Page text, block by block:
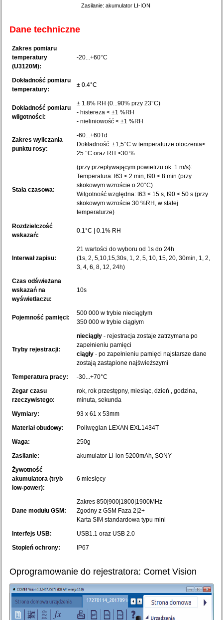
Zasilanie: akumulator LI-ION
Dane techniczne
Zakres pomiaru
temperatury
(U3120M):
-20...+60°C
Dokładność pomiaru
temperatury:
± 0.4°C
Dokładność pomiaru
wilgotności:
± 1.8% RH (0...90% przy 23°C)
- histereza < ±1 %RH
- nieliniowość < ±1 %RH
Zakres wyliczania
punktu rosy:
-60...+60Td
Dokładność: ±1,5°C w temperaturze otoczenia<
25 °C oraz RH >30 %.
Stała czasowa:
(przy przepływającym powietrzu ok. 1 m/s):
Temperatura: t63 < 2 min, t90 < 8 min (przy
skokowym wzroście o 20°C)
Wilgotność względna: t63 < 15 s, t90 < 50 s (przy
skokowym wzroście 30 %RH, w stałej
temperaturze)
Rozdzielczość
wskazań:
0.1°C | 0.1% RH
Interwał zapisu:
21 wartości do wyboru od 1s do 24h
(1s, 2, 5,10,15,30s, 1, 2, 5, 10, 15, 20, 30min, 1, 2,
3, 4, 6, 8, 12, 24h)
Czas odświeżana
wskazań na
wyświetlaczu:
10s
Pojemność pamięci:
500 000 w trybie nieciągłym
350 000 w trybie ciągłym
Tryby rejestracji:
nieciągły - rejestracja zostaje zatrzymana po
zapełnieniu pamięci
ciągły - po zapełnieniu pamięci najstarsze dane
zostają zastąpione najświeższymi
Temperatura pracy:
-30...+70°C
Zegar czasu
rzeczywistego:
rok, rok przestępny, miesiąc, dzień , godzina,
minuta, sekunda
Wymiary:
93 x 61 x 53mm
Materiał obudowy:
Poliwęglan LEXAN EXL1434T
Waga:
250g
Zasilanie:
akumulator Li-ion 5200mAh, SONY
Żywotność
akumulatora (tryb
low-power):
6 miesięcy
Dane modułu GSM:
Zakres 850|900|1800|1900MHz
Zgodny z GSM Faza 2|2+
Karta SIM standardowa typu mini
Interfejs USB:
USB1.1 oraz USB 2.0
Stopień ochrony:
IP67
Oprogramowanie do rejestratora: Comet Vision